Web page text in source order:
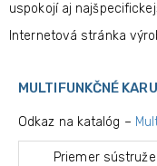
uspokojí aj
Internetová stránka
MULTIFUNKČNÉ
Odkaz na katalóg –
Priemer